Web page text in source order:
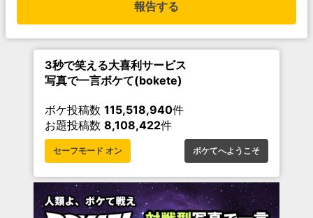
報告する
3秒で笑える大喜利サービス
写真で一言ボケて(bokete)
ボケ投稿数 115,518,940件
お題投稿数 8,108,422件
セーフモード オン ボケてへようこそ